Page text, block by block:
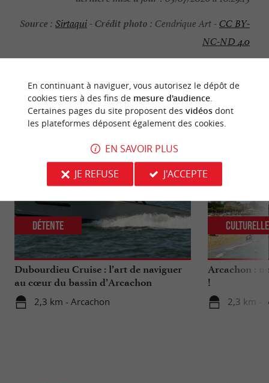
Source : Sirtaqui-Crédit photo : Cendrique Art -CC BY-
NC-ND 4.0
NOUS AVONS TESTÉPOUR VOUS
Dubourdieu Cruise : l’art de naviguer
au cœur du bassin d’Arcachon
2,3 km - Arcachon
Détente
Arcachon :
!
2,3 km -
Culturelle
En continuant à naviguer, vous autorisez le dépôt de
cookies tiers à des fins de mesure d'audience.
Certaines pages du site proposent des vidéosdont
les plateformes déposent également des cookies.
EN SAVOIR PLUS
JE REFUSE
J'ACCEPTE